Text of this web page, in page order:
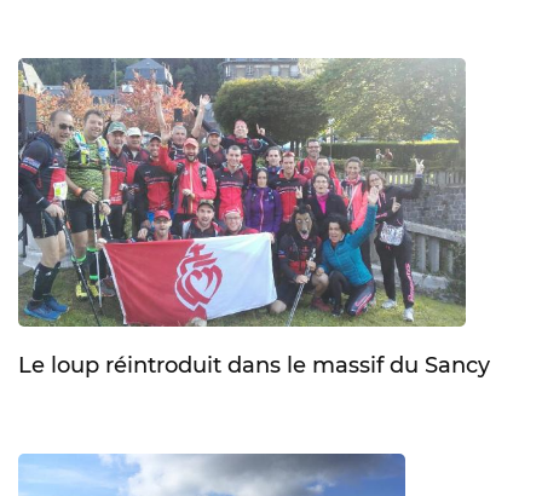
Le loup réintroduit dans le massif du Sancy